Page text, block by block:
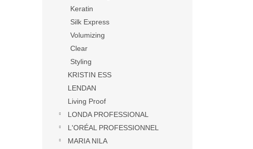
Keratin
Silk Express
Volumizing
Clear
Styling
KRISTIN ESS
LENDAN
Living Proof
LONDA PROFESSIONAL
L'ORÉAL PROFESSIONNEL
MARIA NILA